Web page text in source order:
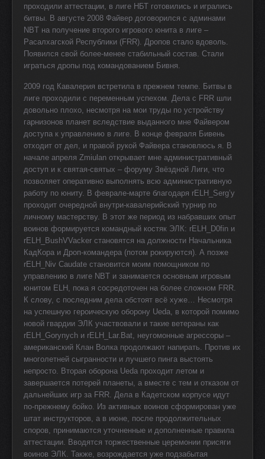
проходили аттестации, в лиге НБТ готовились и игрались
битвы. В августе 2008 Файвер договорился с админами
NBT на получение второго игрового юнита в лиге –
Расалхагской Республики (FRR). Дропов стало вдоволь.
Появился свой более-менее стабильный состав. Стали
играться дропы под командованием Бивня.
2009 год Кавалерия встретила в прежнем темпе. Битвы в
лиге проходили с переменным успехом. Дела с FRR шли
довольно плохо, несмотря на мои труды по устройству
гарнизонов планет вследствие выданного мне Файвером
доступа к управлению в лиге. В конце февраля Бивень
отходит от дел, и правой рукой Файвера становлюсь я. В
начале апреля Zmiulan открывает мне административный
доступ и к святая-святых – форуму Звёздной Лиги, что
позволяет оперативно выполнять всю административную
работу по юниту. В феврале-марте благодаря rELH_Serg’у
проходит очередной внутри-кавалерийский турнир по
личному мастерству. В этот же период из набравших опыт
воинов формируется командный костяк ЭЛК: rELH_D0fin и
rELH_BushVVacker становятся на должности Начальника
КадКора и Дроп-командера (потом рокируются). А позже
rELH_Niv Caudate становится моим помощником по
управлению в лиге NBT и занимается основным игровым
юнитом ELH, пока я сосредоточен на более сложном FRR.
К слову, с последним дела обстоят всё хуже… Несмотря
на успешную героическую оборону Ueda, в которой помимо
новой гвардии ЭЛК участвовали и такие ветераны как
rELH_Gorynych и rELH_Lar.Bat, неугомонные агрессоры –
американский Клан Волка продолжают напирать. Против их
многолетней сыгранности и лучшего пинга выстоять
непросто. Вторая оборона Ueda проходит летом и
завершается потерей планеты, а вместе с тем и отказом от
дальнейших игр за FRR. Дела в Кадетском корпусе идут
по-прежнему бойко. Из активных воинов сформирован уже
штат инструкторов, а в июне, после продолжительных
споров, принимаются уточненные и дополненные правила
аттестации. Вводятся торжественные церемонии присяги
воинов ЭЛК. Также, возрождается уже подзабытая